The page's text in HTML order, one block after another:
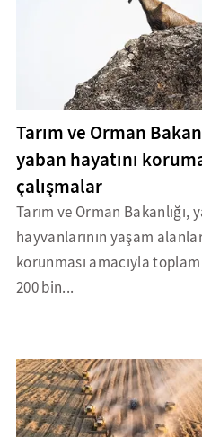
Tarım ve Orman
yaban hayatını
çalışmalar
Tarım ve Orman Bakanlığı,
hayvanlarının yaşam
korunması amacıyla
200 bin...